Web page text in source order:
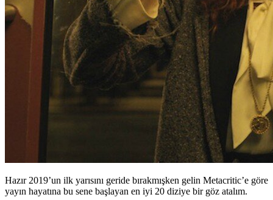
Hazır 2019’un ilk yarısını geride bırakmışken gelin Metacritic’e göre
yayın hayatına bu sene başlayan en iyi 20 diziye bir göz atalım.